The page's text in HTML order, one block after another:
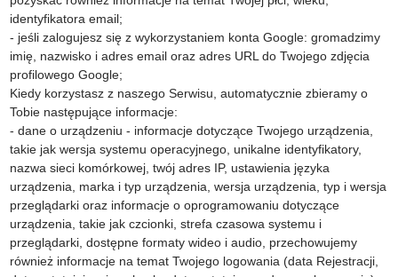
identyfikatora email;
- jeśli zalogujesz się z wykorzystaniem konta Google: gromadzimy
imię, nazwisko i adres email oraz adres URL do Twojego zdjęcia
profilowego Google;
Kiedy korzystasz z naszego Serwisu, automatycznie zbieramy o
Tobie następujące informacje:
- dane o urządzeniu - informacje dotyczące Twojego urządzenia,
takie jak wersja systemu operacyjnego, unikalne identyfikatory,
nazwa sieci komórkowej, twój adres IP, ustawienia języka
urządzenia, marka i typ urządzenia, wersja urządzenia, typ i wersja
przeglądarki oraz informacje o oprogramowaniu dotyczące
urządzenia, takie jak czcionki, strefa czasowa systemu i
przeglądarki, dostępne formaty wideo i audio, przechowujemy
również informacje na temat Twojego logowania (data Rejestracji,